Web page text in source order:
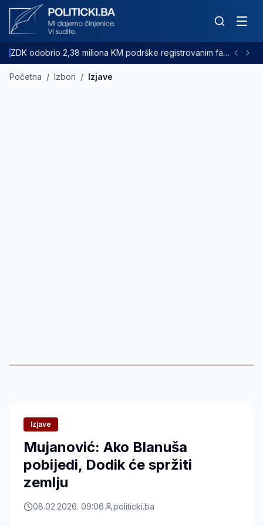
ZDK odobrio 2,38 miliona KM podrške registrovanim farmama goveda
Početna / Izbori / Izjave
Izjave
Mujanović: Ako Blanuša
pobijedi, Dodik će spržiti
zemlju
08.02.2026. 09:06 politicki.ba